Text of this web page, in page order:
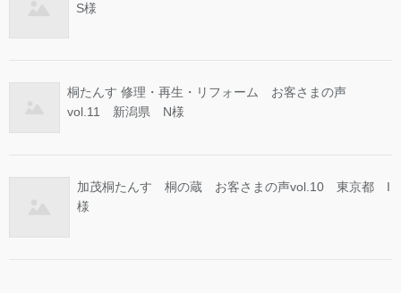
S様
桐たんす 修理・再生・リフォーム お客さまの声
vol.11 新潟県 N様
加茂桐たんす 桐の蔵 お客さまの声vol.10 東京都 I
様